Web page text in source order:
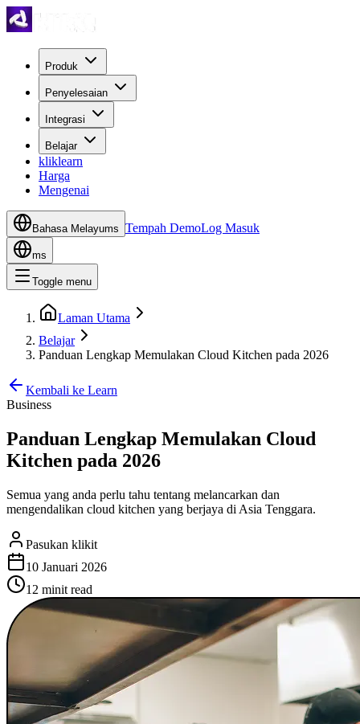
Produk
Penyelesaian
Integrasi
Belajar
kliklearn
Harga
Mengenai
Bahasa Melayums Tempah DemoLog Masuk
ms
Toggle menu
Laman Utama
Belajar
Panduan Lengkap Memulakan Cloud Kitchen pada 2026
Kembali ke Learn
Business
Panduan Lengkap Memulakan Cloud
Kitchen pada 2026
Semua yang anda perlu tahu tentang melancarkan dan
mengendalikan cloud kitchen yang berjaya di Asia Tenggara.
Pasukan klikit
10 Januari 2026
12 minit read